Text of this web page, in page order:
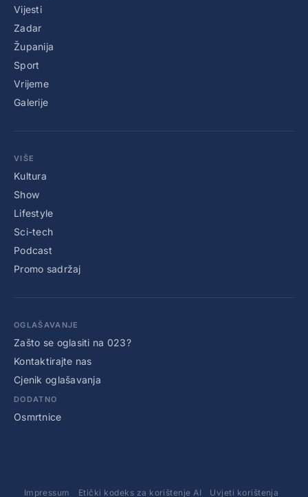
Vijesti
Zadar
Županija
Sport
Vrijeme
Galerije
VIŠE
Kultura
Show
Lifestyle
Sci-tech
Podcast
Promo sadržaj
OGLAŠAVANJE
Zašto se oglasiti na 023?
Kontaktirajte nas
Cjenik oglašavanja
DODATNO
Osmrtnice
Impressum Etički kodeks za korištenje AI Uvjeti korištenja